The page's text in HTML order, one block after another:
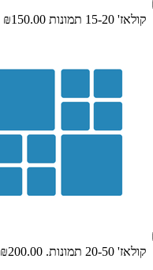
קולאז' 15-20 תמונות ₪150.00
קולאז' 20-50 תמונות.
₪200.00